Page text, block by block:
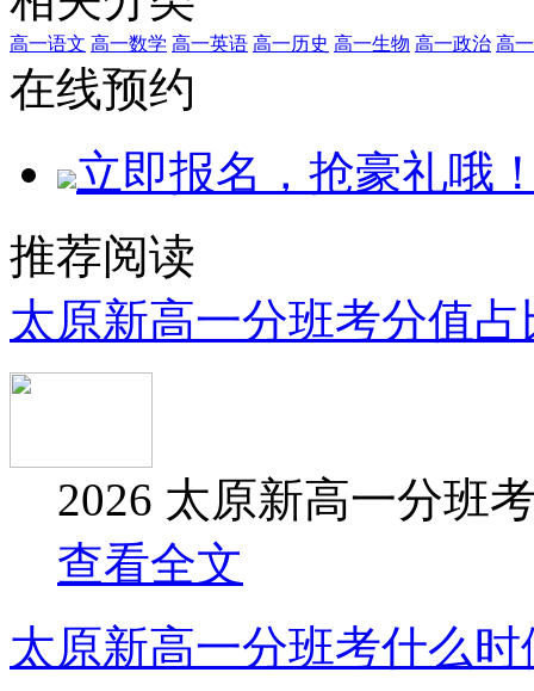
高一语文 高一数学 高一英语 高一历史 高一生物 高一政治 高
在线预约
立即报名，抢豪礼哦
推荐阅读
太原新高一分班考分值占
2026 太原新高一分班
查看全文
太原新高一分班考什么时